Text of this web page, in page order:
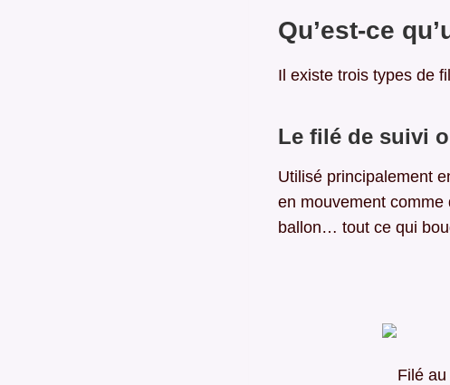
Qu’est-ce
Il existe trois types de
Le filé de suivi
Utilisé principalement
en mouvement comme
ballon… tout ce qui
Filé